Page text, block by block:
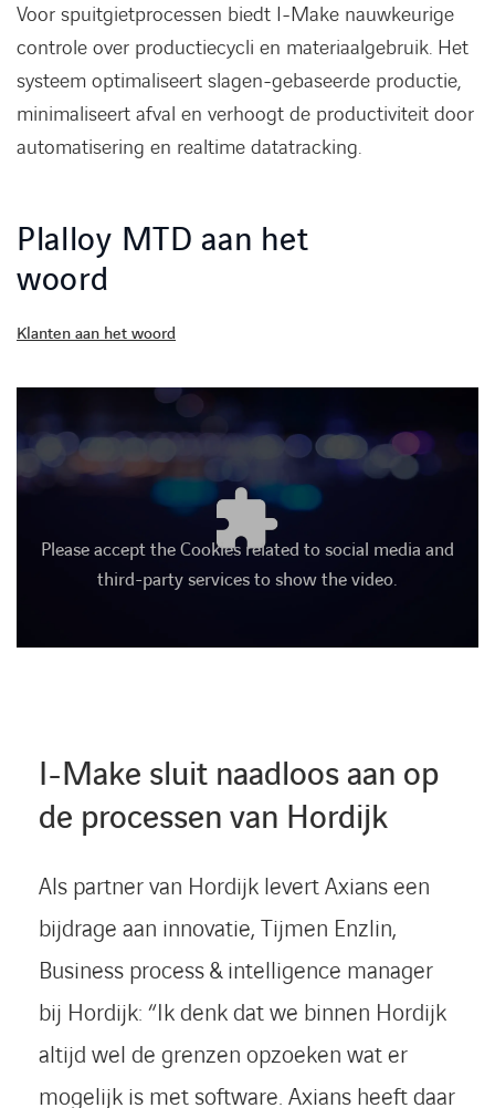
Voor spuitgietprocessen biedt I-Make nauwkeurige
controle over productiecycli en materiaalgebruik. Het
systeem optimaliseert slagen-gebaseerde productie,
minimaliseert afval en verhoogt de productiviteit door
automatisering en realtime datatracking.
Plalloy MTD aan het
woord
Klanten aan het woord
Please accept the Cookies related to social media and
third-party services to show the video.
I-Make sluit naadloos aan op
de processen van Hordijk
Als partner van Hordijk levert Axians een
bijdrage aan innovatie, Tijmen Enzlin,
Business process & intelligence manager
bij Hordijk: “Ik denk dat we binnen Hordijk
altijd wel de grenzen opzoeken wat er
mogelijk is met software. Axians heeft daar